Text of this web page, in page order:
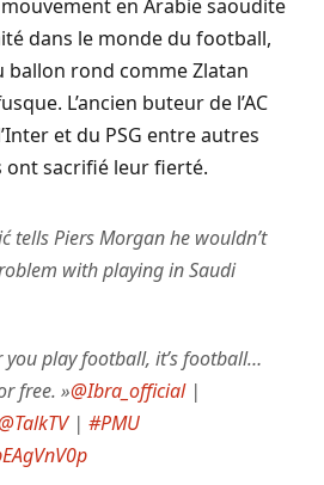
en Arabie saoudite
dans le monde du football,
ballon rond comme Zlatan
L’ancien buteur de l’AC
et du PSG entre autres
ont sacrifié leur fierté.
tells Piers Morgan he wouldn’t
with playing in Saudi
you play football, it’s football…
free. »@Ibra_official|
| #PMU